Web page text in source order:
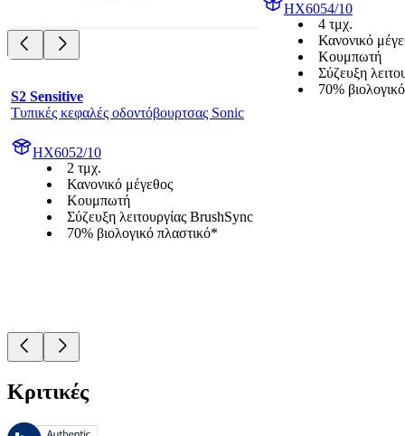
S2 Sensitive
Τυπικές κεφαλές οδοντόβουρτσας Sonic
HX6052/10
2 τμχ.
Κανονικό μέγεθος
Κουμπωτή
Σύζευξη λειτουργίας BrushSync
70% βιολογικό πλαστικό*
HX6054/10
4 τμχ.
Κανονικό
Κουμπωτή
Σύζευξη
70%
Κριτικές
Αυτές οι κριτικές υποβάλλονται σε διαχείριση από το